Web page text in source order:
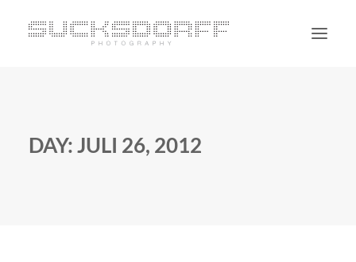
DAY: JULI 26, 2012